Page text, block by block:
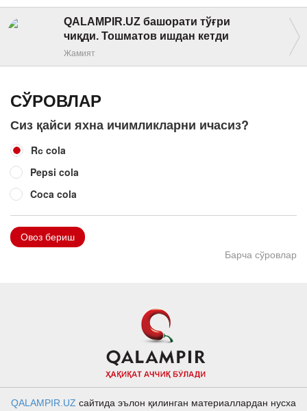
QALAMPIR.UZ башорати тўғри
чиқди. Тошматов ишдан кетди
Жамият
СЎРОВЛАР
Сиз қайси яхна ичимликларни ичасиз?
Rс cola
Pepsi cola
Coca cola
Овоз бериш
Барча сўровлар
QALAMPIR.UZ сайтида эълон қилинган материаллардан нусха